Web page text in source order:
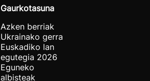
Gaurkotasuna
Azken berriak
Ukrainako gerra
Euskadiko lan
egutegia 2026
Eguneko
albisteak